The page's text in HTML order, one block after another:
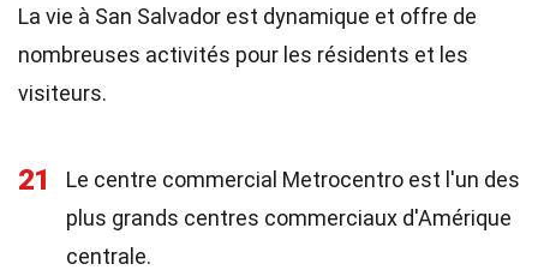
La vie à San Salvador est dynamique et offre de
nombreuses activités pour les résidents et les
visiteurs.
21
Le centre commercial Metrocentro est l'un des
plus grands centres commerciaux d'Amérique
centrale.